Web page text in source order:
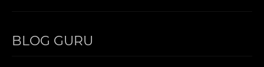
BLOG GURU